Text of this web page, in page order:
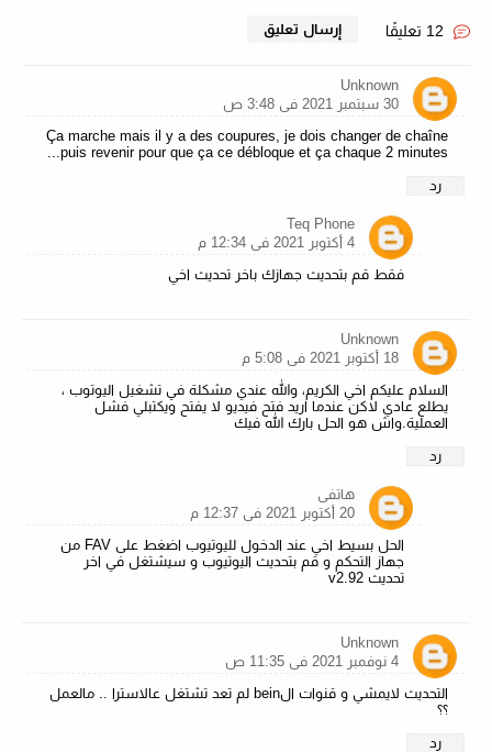
إرسال تعليق
Unknown
30 سبتمبر 2021 في 3:48 ص
Ça marche mais il y a des coupures, je dois changer de chaîne
puis revenir pour que ça ce débloque et ça chaque 2 minutes...
رد
Teq Phone
4 أكتوبر 2021 في 12:34 م
فقط قم بتحديث جهازك باخر تحديث اخي
Unknown
18 أكتوبر 2021 في 5:08 م
السلام عليكم اخي الكريم، والله عندي مشكلة في تشغيل اليوتوب ،
يطلع عادي لاكن عندما اريد فتح فيديو لا يفتح ويكتبلي فشل
العملية.واش هو الحل بارك الله فيك
رد
هاتفي
20 أكتوبر 2021 في 12:37 م
الحل بسيط اخي عند الدخول لليوتيوب اضغط على FAV من
جهاز التحكم و قم بتحديث اليوتيوب و سيشتغل في اخر
تحديث v2.92
Unknown
4 نوفمبر 2021 في 11:35 ص
التحديث لايمشي و قنوات الbein لم تعد تشتغل عالاسترا .. مالعمل
؟؟
رد